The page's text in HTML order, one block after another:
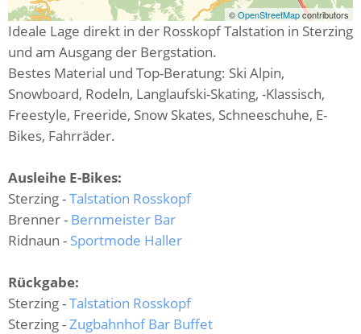
©OpenStreetMapcontributors
Ideale Lage direkt in der Rosskopf Talstation in Sterzing
und am Ausgang der Bergstation.
Bestes Material und Top-Beratung: Ski Alpin,
Snowboard, Rodeln, Langlaufski-Skating, -Klassisch,
Freestyle, Freeride, Snow Skates, Schneeschuhe, E-
Bikes, Fahrräder.
Ausleihe E-Bikes:
Sterzing -Talstation Rosskopf
Brenner - Bernmeister Bar
Ridnaun - Sportmode Haller
Rückgabe:
Sterzing -Talstation Rosskopf
Sterzing -Zugbahnhof Bar Buffet